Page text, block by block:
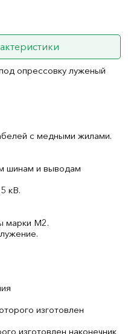
опрессовку луженый
с медными жилами.
шинам и выводам
кВ.
марки М2.
изготовлен
изготовлен наконечник